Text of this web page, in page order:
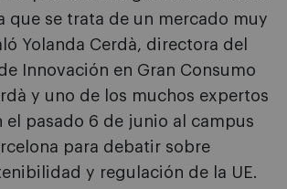
que se trata de un mercado muy
Yolanda Cerdà, directora del
Innovación en Gran Consumo
y uno de los muchos expertos
el pasado 6 de junio al campus
para debatir sobre
y regulación de la UE.